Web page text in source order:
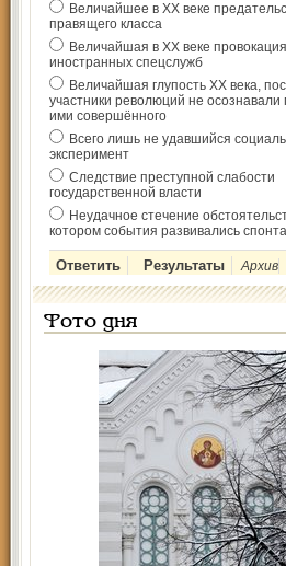
Величайшее в ХХ веке
правящего класса
Величайшая в ХХ веке провокация
иностранных спецслужб
Величайшая глупость ХХ века,
участники революций не осознавали
ими совершённого
Всего лишь не удавшийся
эксперимент
Следствие преступной слабости
государственной власти
Неудачное стечение
котором события развивались
Архив
Фото дня